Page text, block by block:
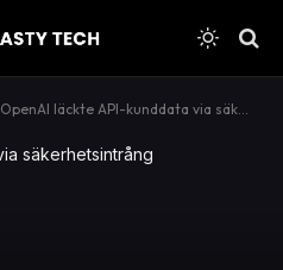
OpenAI läckte API-kunddata via säkerhetsintrång